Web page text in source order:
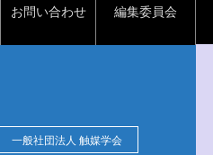
お問い合わせ 編集委員会
一般社団法人 触媒学会